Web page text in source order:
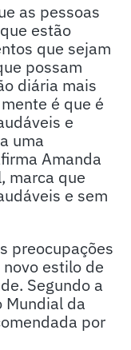
as pessoas
estão
que sejam
possam
diária mais
é que é
e
uma
Amanda
marca que
e sem
preocupações
estilo de
Segundo a
Mundial da
por